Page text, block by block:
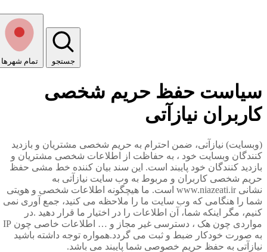
تمام شهر‌ها جستجو
سیاست حفظ حریم شخصی
کاربران نیازآتی
(وبسایت) نیازآتی، ضمن احترام به حریم شخصی مشتریان و بازدید
کنندگان وبسایت خود ، به حفاظت از اطلاعات شخصی مشتریان و
بازدید کنندگان خود پایبند است. این سند بیان کننده خط مشی حفظ
حریم شخصی کاربران و مربوط به وب سایت نیازآتی به
نشانی www.niazeati.irاست. ما هیچگونه اطلاعات شخصی و هویتی
شما را هنگامی که وب سایت ما را ملاحظه می کنید، جمع آوری نمی
کنیم، مگر اینکه شما، آن اطلاعات را در اختیار ما قرار دهید .در
مواردی چون هک ، دسترسی غیر مجاز و … اطلاعات خاصی چون IP
به صورت خودکار ضبط و ثبت می گردد.همواره توجه داشته باشید
نیازآتی به حفظ حریم خصوصی شما پایبند می باشد.